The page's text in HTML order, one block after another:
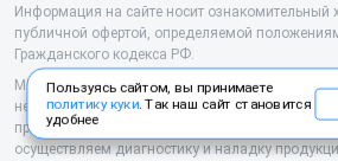
Кондиционеров
Микроволновых печей
Наушников
Информация на сайте носит ознакомительный
публичной офертой, определяемой
Гражданского кодекса РФ.
Мы специализируемся на обслуживании и
не являемся их официальным представителем.
профессиональные услуги после истечения
осуществляем диагностику и наладку
Пользуясь сайтом, вы принимаете
политику куки. Так наш сайт становится
удобнее